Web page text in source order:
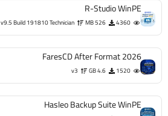
R-Studio WinPE
4360
526 MB
v9.5 Build 191810 Technician
FaresCD After Format 2026
1520
4.6 GB
v3
Hasleo Backup Suite WinPE